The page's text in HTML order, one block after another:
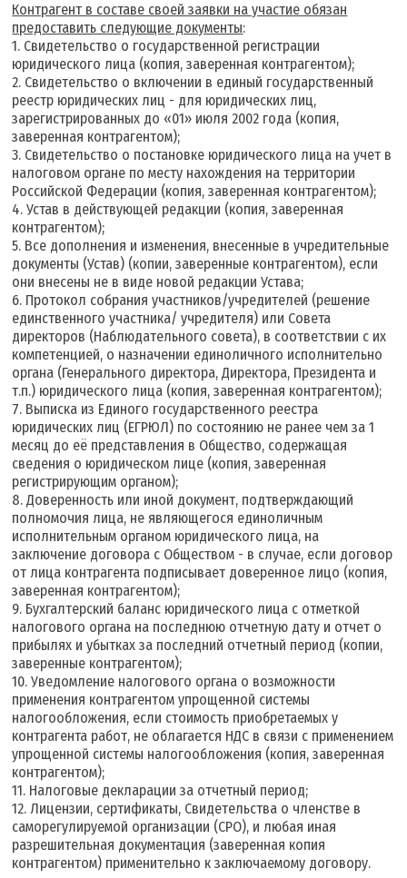
Контрагент в составе своей заявки на участие обязан
предоставить следующие документы:
1. Свидетельство о государственной регистрации
юридического лица (копия, заверенная контрагентом);
2. Свидетельство о включении в единый государственный
реестр юридических лиц - для юридических лиц,
зарегистрированных до «01» июля 2002 года (копия,
заверенная контрагентом);
3. Свидетельство о постановке юридического лица на учет в
налоговом органе по месту нахождения на территории
Российской Федерации (копия, заверенная контрагентом);
4. Устав в действующей редакции (копия, заверенная
контрагентом);
5. Все дополнения и изменения, внесенные в учредительные
документы (Устав) (копии, заверенные контрагентом), если
они внесены не в виде новой редакции Устава;
6. Протокол собрания участников/учредителей (решение
единственного участника/ учредителя) или Совета
директоров (Наблюдательного совета), в соответствии с их
компетенцией, о назначении единоличного исполнительно
органа (Генерального директора, Директора, Президента и
т.п.) юридического лица (копия, заверенная контрагентом);
7. Выписка из Единого государственного реестра
юридических лиц (ЕГРЮЛ) по состоянию не ранее чем за 1
месяц до её представления в Общество, содержащая
сведения о юридическом лице (копия, заверенная
регистрирующим органом);
8. Доверенность или иной документ, подтверждающий
полномочия лица, не являющегося единоличным
исполнительным органом юридического лица, на
заключение договора с Обществом - в случае, если договор
от лица контрагента подписывает доверенное лицо (копия,
заверенная контрагентом);
9. Бухгалтерский баланс юридического лица с отметкой
налогового органа на последнюю отчетную дату и отчет о
прибылях и убытках за последний отчетный период (копии,
заверенные контрагентом);
10. Уведомление налогового органа о возможности
применения контрагентом упрощенной системы
налогообложения, если стоимость приобретаемых у
контрагента работ, не облагается НДС в связи с применением
упрощенной системы налогообложения (копия, заверенная
контрагентом);
11. Налоговые декларации за отчетный период;
12. Лицензии, сертификаты, Свидетельства о членстве в
саморегулируемой организации (СРО), и любая иная
разрешительная документация (заверенная копия
контрагентом) применительно к заключаемому договору.